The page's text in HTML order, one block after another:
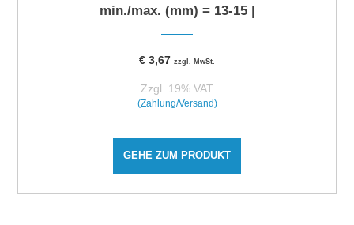
min./max. (mm) = 13-15 |
€ 3,67 zzgl. MwSt.
Zzgl. 19% VAT
(Zahlung/Versand)
GEHE ZUM PRODUKT